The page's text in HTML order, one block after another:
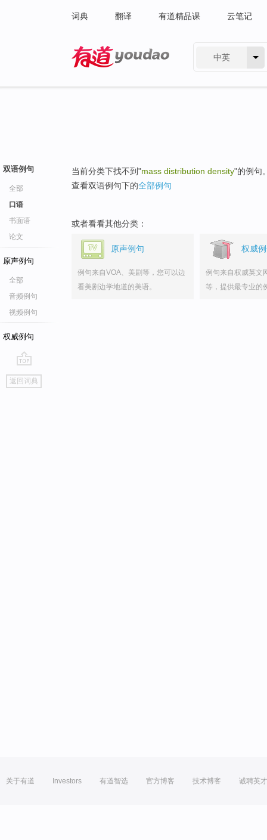
词典 翻译 有道精品课 云笔记
中英
双语例句
全部
口语
书面语
论文
原声例句
全部
音频例句
视频例句
权威例句
go
top
返回词典
当前分类下找不到"mass distribution density"的例句
查看双语例句下的全部例句
或者看看其他分类：
原声例句
例句来自VOA、美剧等，您可以边
看美剧边学地道的美语。
权威
例句来自权威英文
等，提供最专业的
关于有道 Investors 有道智选 官方博客 技术博客 诚聘英才